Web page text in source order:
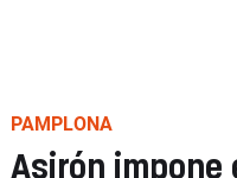
PAMPLONA
Asirón